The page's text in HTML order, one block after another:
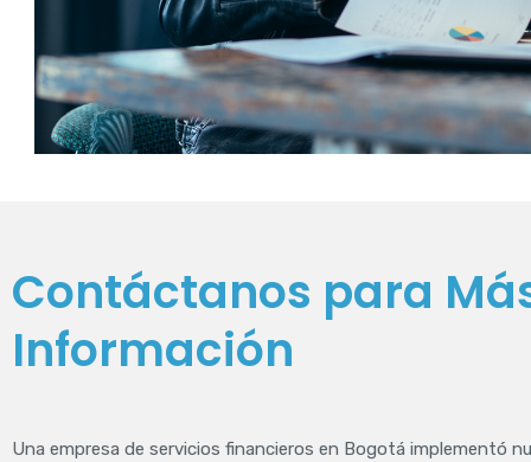
Contáctanos para
Información
Una empresa de servicios financieros en Bogotá implementó